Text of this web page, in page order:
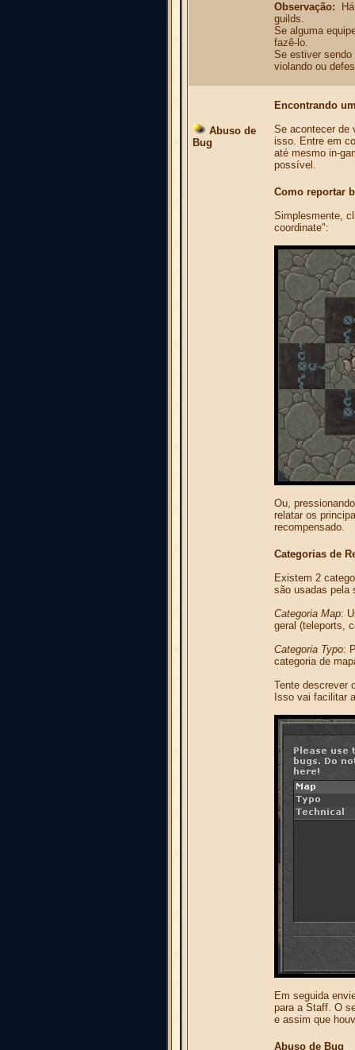
Observação:
guilds.
Se alguma
fazê-lo.
Se estiver sendo
violando ou
Abuso de
Bug
Encontrando
Se acontecer de
isso. Entre em
até mesmo in-
possível.
Como reportar
Simplesmente,
coordinate":
Ou,
relatar os
recompensado.
Categorias de
Existem 2
são usadas pela
Categoria Map:
geral (teleports,
Categoria Typo:
categoria de
Tente descrever
Isso vai facilitar
Em seguida
para a Staff. O
e assim que
Abuso de Bug